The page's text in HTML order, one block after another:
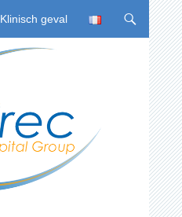
Klinisch geval